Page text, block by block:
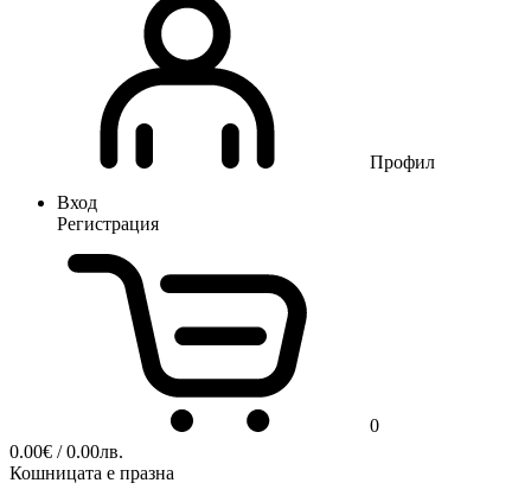
Профил
Вход
Регистрация
0
0.00€ / 0.00лв.
Кошницата е празна